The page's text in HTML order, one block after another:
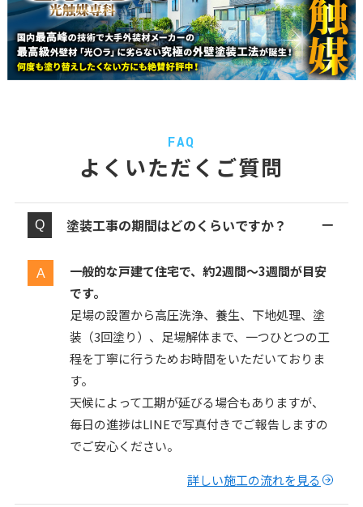
FAQ
よくいただくご質問
塗装工事の期間はどのくらいですか？
一般的な戸建て住宅で、約2週間〜3週間が目安
です。
足場の設置から高圧洗浄、養生、下地処理、塗
装（3回塗り）、足場解体まで、一つひとつの工
程を丁寧に行うためお時間をいただいておりま
す。
天候によって工期が延びる場合もありますが、
毎日の進捗はLINEで写真付きでご報告しますの
でご安心ください。
詳しい施工の流れを見る